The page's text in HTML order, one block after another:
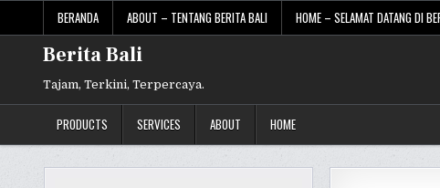
content
BERANDA ABOUT – TENTANG BERITA BALI HOME – SELAMAT DATANG DI
Berita Bali
Tajam, Terkini, Terpercaya.
PRODUCTS SERVICES ABOUT HOME